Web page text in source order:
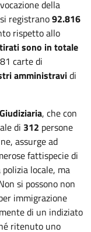
della
registrano92.816
rispetto allo
sono in totale
carte di
amministravidi
, che con
di 312 persone
assurge ad
fattispecie di
locale, ma
si possono non
immigrazione
di un indiziato
ritenuto uno